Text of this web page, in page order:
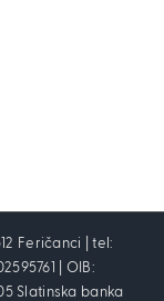
Feričanci | tel:
| OIB:
Slatinska banka